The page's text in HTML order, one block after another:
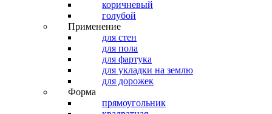
коричневый
голубой
Применение
для стен
для пола
для фартука
для укладки на землю
для дорожек
Форма
прямоугольник